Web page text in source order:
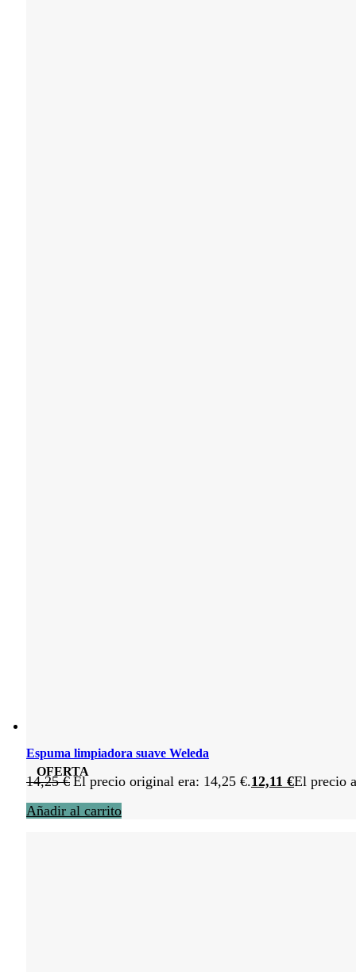
OFERTA
Espuma limpiadora suave Weleda
14,25€ El precio original era: 14,25 €.12,11 €El precio
Añadir al carrito